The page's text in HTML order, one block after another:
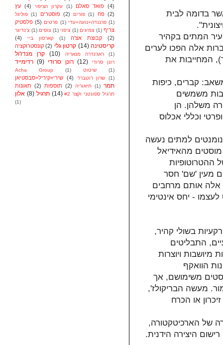
בדומה לבית
המתים בקהיר
אלה הפכו לערים
נסאר), המחייבות את
קברים, כיפות
משמשים
משלהן. הן
וכללי אכלוס
למתים נעשה
מהאידיאל
ההטרוטופיות
מעין 'שם' חסר
אלה אותם מרחבים
- יחס אינטימי
בשולי קהיר,
התבליטים
ויוצרות
הוואקף
משימושם, אך
מעשה הבריקולז',
או הכרח
של הארכיטקטורה,
היצירה הידנית.
עץ (4) עקרון הציפוי (1) פואד סאלם (4)
פוליגל (1) פוסטרים (2) פורים (1) פח (2)
פלסטיק (5) פרטים (1) פרננדה+נועה+עדי (1)
צ'נדיגר (1) צופים (1) ציפוי (1) צמיגים (1) צריף
(4)
קארסון ביי (1) קבוצת אצ'ה
(2)
קונסטרוקציה (2) קרטון גלי (14) קריסטינה
קרן מנדז'ול
(10) ראג'נדרה מנאריה (1)
רדימייד (9) רונן סרודי (12)
רונן סרודי
Acha Group
(1) שיטוט (1)
שירי+קיריל+סבסטיאן (4) שרון רוטברד (1)
תאונות (2) תוספות (2) תיאוריה (1) תמר
אלון (8) תרגיל (14)
תרגיל ספונטני וקצר #2
(1)